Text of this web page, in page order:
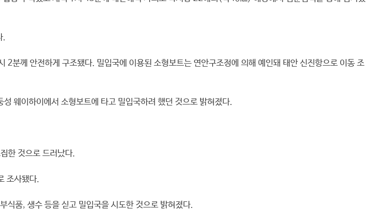
.
분께 안전하게 구조됐다. 밀입국에 이용된 소형보트는 연안구조정에 의해 예인돼 태안 신진항으로 이동 조
웨이하이에서 소형보트에 타고 밀입국하려 했던 것으로 밝혀졌다.
한 것으로 드러났다.
조사됐다.
품, 생수 등을 싣고 밀입국을 시도한 것으로 밝혀졌다.